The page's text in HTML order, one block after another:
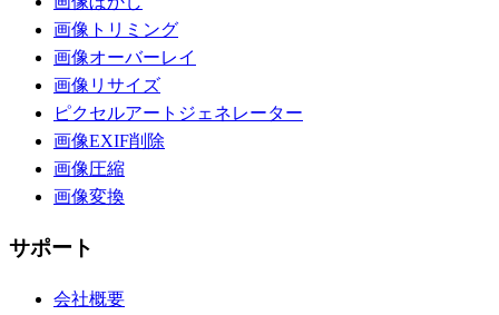
画像トリミング
画像オーバーレイ
画像リサイズ
ピクセルアートジェネレーター
画像EXIF削除
画像圧縮
画像変換
サポート
会社概要